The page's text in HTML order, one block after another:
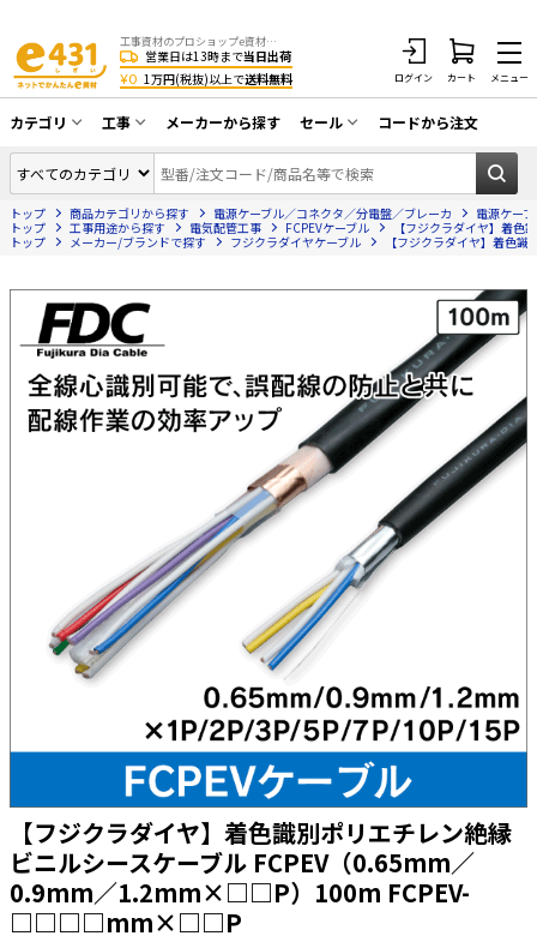
工事資材のプロショップe資材 CATV・アンテナ・防犯・光・LAN・電気・空調工事など
営業日は13時まで当日出荷
¥0 1万円(税抜)以上で送料無料 ログイン カート メニュー
カテゴリ
同軸ケーブル／テレビ用接栓／関連工具
アンテナ・取付金具・ブースター／CATV
部材類
防犯工事関連
HDMIケーブル・周辺機器／RCAケーブル
電話線／コネクタ／アダプタ
LANケーブル・コネクタ・関連資材/機器
エアコン・換気扇・空調資材
太陽光発電ケーブル・コネクタ・関連資
材/機器
電源ケーブル／コネクタ／分電盤／ブレ
ーカ
電源タップ・延長コード
スイッチ・コンセント（配線器具）
PF管/FEP管/CD管/情報線保護管
ボックス・ビニル電線管付属品・引き込
みカバー
工事
CATV・アンテナ工事
光工事・FTTH工事
LAN配線工事
電話工事
電気配管工事
EV充電設備工事
照明設置工事
太陽光発電工事
ホテル・病院向け
メーカーから探す セール
在庫一掃セール
コードから注文
トップ 商品カテゴリから探す 電源ケーブル／コネクタ／分電盤／ブレーカ
電源ケー
トップ
工事用途から探す 電気配管工事 FCPEVケーブル
【フジクラダイヤ】着
トップ
メーカー/ブランドで探す フジクラダイヤケーブル 【フジクラダイヤ】着色
【フジクラダイヤ】着色識別ポリエチレン絶縁
ビニルシースケーブル FCPEV（0.65mm／
0.9mm／1.2mm×□□P）100m FCPEV-
□□□□mm×□□P